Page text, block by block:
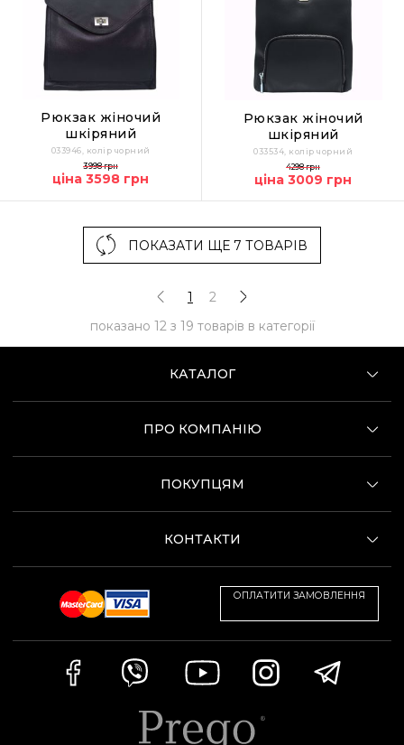
Рюкзак жіночий
шкіряний
033946, колір чорний
3998 грн
ціна 3598 грн
Рюкзак жіночий
шкіряний
033534, колір чорний
4298 грн
ціна 3009 грн
ПОКАЗАТИ ЩЕ 7 ТОВАРІВ
1
2
показано 12 з 19 товарів в категорії
КАТАЛОГ
ПРО КОМПАНІЮ
ПОКУПЦЯМ
КОНТАКТИ
ОПЛАТИТИ ЗАМОВЛЕННЯ